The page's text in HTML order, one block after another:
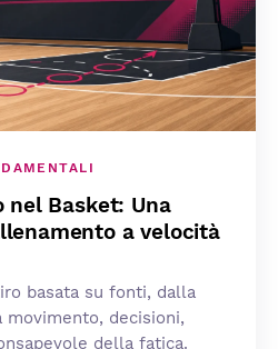
nel Basket: Una
a velocità
basata su fonti, dalla
movimento, decisioni,
della fatica.